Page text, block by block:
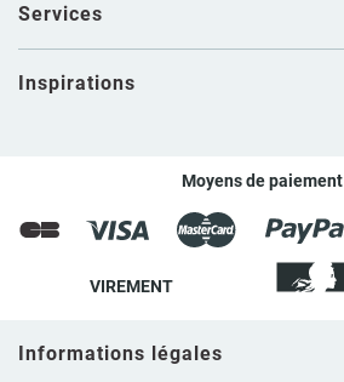
Services
Inspirations
Moyens de paiement
VIREMENT
Informations légales